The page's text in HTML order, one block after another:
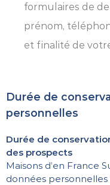
formulaires de
prénom,
et finalité de
Durée de
personnelles
Durée de
des prospects
Maisons d’en France
données